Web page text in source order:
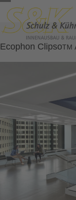
Skip
content
Open
mobile
menu
Close
mobile
menu
Ecophon ClipsoTM